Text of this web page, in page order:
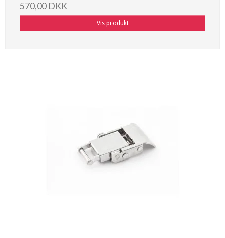
570,00 DKK
Vis produkt